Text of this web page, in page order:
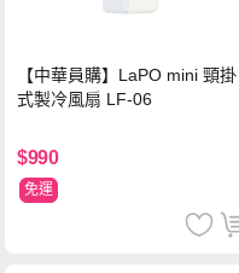
【中華員購】LaPO mini 頸掛
式製冷風扇 LF-06
$990
免運